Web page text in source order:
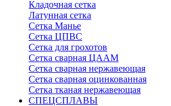
Кладочная сетка
Латунная сетка
Сетка Манье
Сетка ЦПВС
Сетка для грохотов
Сетка сварная ЦААМ
Сетка сварная нержавеющая
Сетка сварная оцинкованная
Сетка тканая нержавеющая
СПЕЦСПЛАВЫ